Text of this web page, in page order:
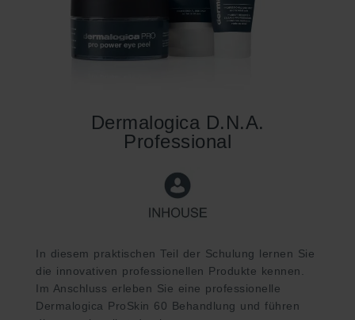
Dermalogica D.N.A.
Professional
In diesem praktischen Teil der Schulung lernen Sie
die innovativen professionellen Produkte kennen.
Im Anschluss erleben Sie eine professionelle
Dermalogica ProSkin 60 Behandlung und führen